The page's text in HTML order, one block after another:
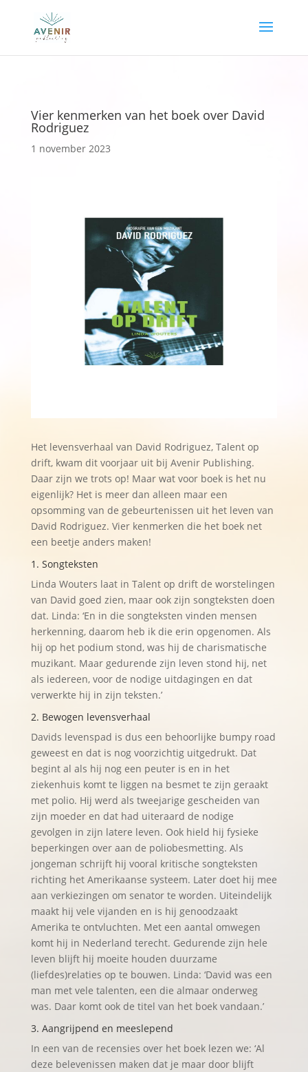
Vier kenmerken van het boek over David
Rodriguez
1 november 2023
Het levensverhaal van David Rodriguez, Talent op
drift, kwam dit voorjaar uit bij Avenir Publishing.
Daar zijn we trots op! Maar wat voor boek is het nu
eigenlijk? Het is meer dan alleen maar een
opsomming van de gebeurtenissen uit het leven van
David Rodriguez. Vier kenmerken die het boek net
een beetje anders maken!
1. Songteksten
Linda Wouters laat in Talent op drift de worstelingen
van David goed zien, maar ook zijn songteksten doen
dat. Linda: ‘En in die songteksten vinden mensen
herkenning, daarom heb ik die erin opgenomen. Als
hij op het podium stond, was hij de charismatische
muzikant. Maar gedurende zijn leven stond hij, net
als iedereen, voor de nodige uitdagingen en dat
verwerkte hij in zijn teksten.’
2. Bewogen levensverhaal
Davids levenspad is dus een behoorlijke bumpy road
geweest en dat is nog voorzichtig uitgedrukt. Dat
begint al als hij nog een peuter is en in het
ziekenhuis komt te liggen na besmet te zijn geraakt
met polio. Hij werd als tweejarige gescheiden van
zijn moeder en dat had uiteraard de nodige
gevolgen in zijn latere leven. Ook hield hij fysieke
beperkingen over aan de poliobesmetting. Als
jongeman schrijft hij vooral kritische songteksten
richting het Amerikaanse systeem. Later doet hij mee
aan verkiezingen om senator te worden. Uiteindelijk
maakt hij vele vijanden en is hij genoodzaakt
Amerika te ontvluchten. Met een aantal omwegen
komt hij in Nederland terecht. Gedurende zijn hele
leven blijft hij moeite houden duurzame
(liefdes)relaties op te bouwen. Linda: ‘David was een
man met vele talenten, een die almaar onderweg
was. Daar komt ook de titel van het boek vandaan.’
3. Aangrijpend en meeslepend
In een van de recensies over het boek lezen we: ‘Al
deze belevenissen maken dat je maar door blijft